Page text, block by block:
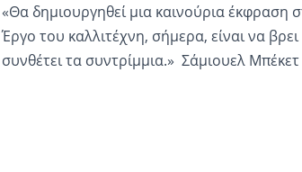
«Θα δημιουργηθεί μια καινούρια έκφραση
Έργο του καλλιτέχνη, σήμερα, είναι να
συνθέτει τα συντρίμμια.» Σάμιουελ Μπέκετ